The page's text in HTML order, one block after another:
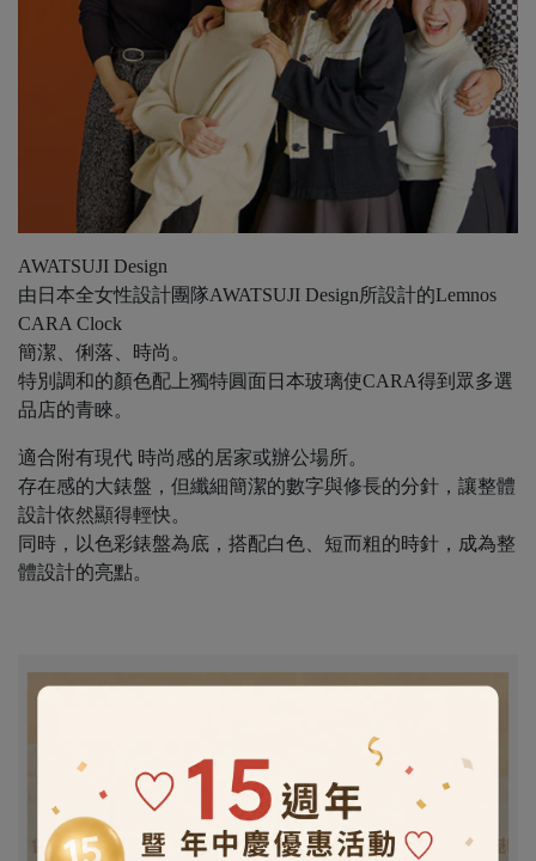
AWATSUJI Design
由日本全女性設計團隊AWATSUJI Design所設計的Lemnos
CARA Clock
簡潔、俐落、時尚。
特別調和的顏色配上獨特圓面日本玻璃使CARA得到眾多選
品店的青睞。
適合附有現代 時尚感的居家或辦公場所。
存在感的大錶盤，但纖細簡潔的數字與修長的分針，讓整體
設計依然顯得輕快。
同時，以色彩錶盤為底，搭配白色、短而粗的時針，成為整
體設計的亮點。